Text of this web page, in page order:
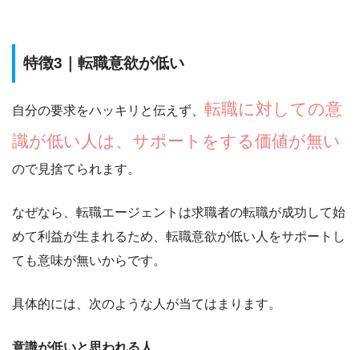
特徴3｜転職意欲が低い
自分の要求をハッキリと伝えず、 転職に対しての意
識が低い人は、サポートをする価値が無い
ので見捨てられます。
なぜなら、転職エージェントは求職者の転職が成功して始
めて利益が生まれるため、転職意欲が低い人をサポートし
ても意味が無いからです。
具体的には、次のような人が当てはまります。